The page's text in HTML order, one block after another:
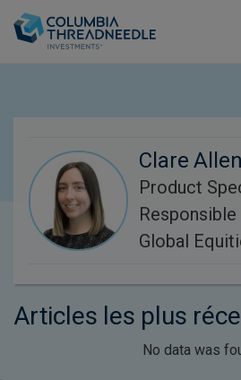
Clare Allen
Product
Global
Articles les plus
No data was